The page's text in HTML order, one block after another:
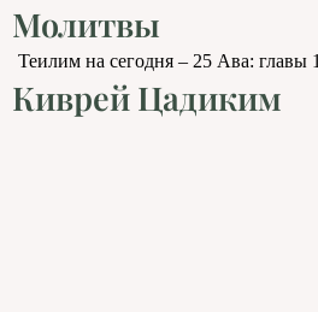
Молитвы
Киврей Цадиким